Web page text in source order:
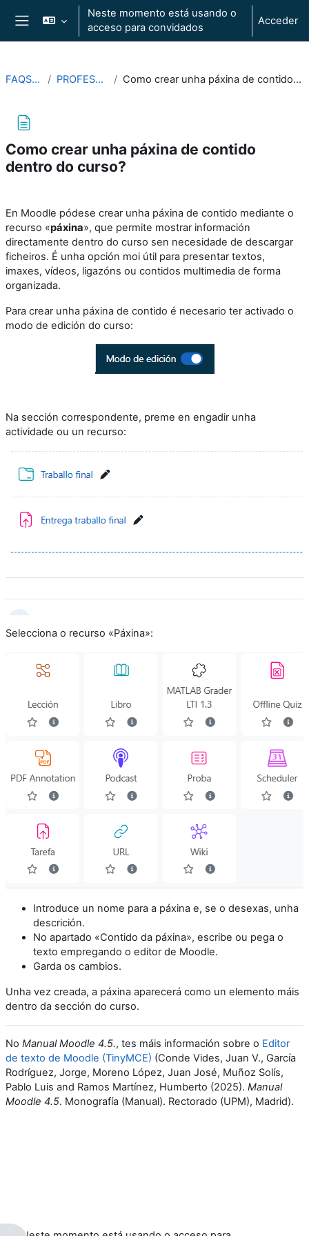
Ir ao contido principal
Panel lateral
Neste momento está usando o
acceso para convidados
Acceder
FAQS2025 PROFESORADO Como crear unha páxina de contido dentro do curso?
Como crear unha páxina de contido
dentro do curso?
En Moodle pódese crear unha páxina de contido mediante o
recurso «páxina», que permite mostrar información
directamente dentro do curso sen necesidade de descargar
ficheiros. É unha opción moi útil para presentar textos,
imaxes, vídeos, ligazóns ou contidos multimedia de forma
organizada.
Para crear unha páxina de contido é necesario ter activado o
modo de edición do curso:
Na sección correspondente, preme en engadir unha
actividade ou un recurso:
Selecciona o recurso «Páxina»:
Introduce un nome para a páxina e, se o desexas, unha
descrición.
No apartado «Contido da páxina», escribe ou pega o
texto empregando o editor de Moodle.
Garda os cambios.
Unha vez creada, a páxina aparecerá como un elemento máis
dentro da sección do curso.
No Manual Moodle 4.5., tes máis información sobre o Editor
de texto de Moodle (TinyMCE) (Conde Vides, Juan V., García
Rodríguez, Jorge, Moreno López, Juan José, Muñoz Solís,
Pablo Luis and Ramos Martínez, Humberto (2025). Manual
Moodle 4.5. Monografía (Manual). Rectorado (UPM), Madrid).